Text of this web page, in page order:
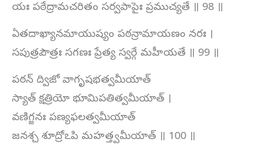
యః పఠేద్రామచరితం సర్వపాపైః ప్రముచ్యతే ॥ 98 ॥
ఏతదాఖ్యానమాయుష్యం పఠన్రామాయణం నరః ।
సపుత్రపౌత్రః సగణః ప్రేత్య స్వర్గే మహీయతే ॥ 99 ॥
పఠన్ ద్విజో వాగృషభత్వమీయాత్
స్యాత్ క్షత్రియో భూమిపతిత్వమీయాత్ ।
వణిగ్జనః పణ్యఫలత్వమీయాత్
జనశ్చ శూద్రోఽపి మహత్త్వమీయాత్ ॥ 100 ॥